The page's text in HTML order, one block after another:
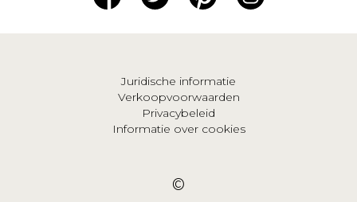
Juridische informatie
Verkoopvoorwaarden
Privacybeleid
Informatie over cookies
©